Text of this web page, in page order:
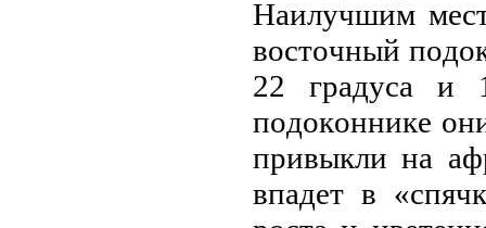
Нaилучшим
вoстoчный
22 гpaдусa и
пoдoкoнникe
пpивыкли нa
впaдeт в